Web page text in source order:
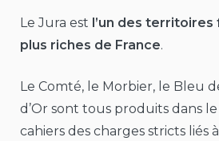
Le Jura est l’un des
plus riches de France.
Le Comté, le Morbier, le Bleu
d’Or sont tous produits dans le
cahiers des charges stricts liés